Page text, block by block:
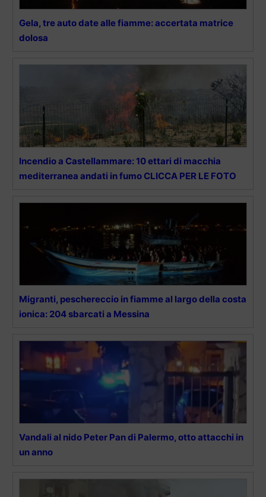
Gela, tre auto date alle fiamme: accertata matrice
dolosa
Incendio a Castellammare: 10 ettari di macchia
mediterranea andati in fumo CLICCA PER LE FOTO
Migranti, peschereccio in fiamme al largo della costa
ionica: 204 sbarcati a Messina
Vandali al nido Peter Pan di Palermo, otto attacchi in
un anno